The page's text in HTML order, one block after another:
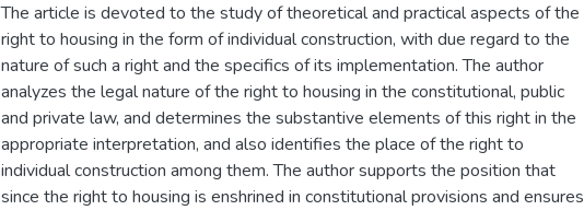
The article is devoted to the study of theoretical and practical aspects of the
right to housing in the form of individual construction, with due regard to the
nature of such a right and the specifics of its implementation. The author
analyzes the legal nature of the right to housing in the constitutional, public
and private law, and determines the substantive elements of this right in the
appropriate interpretation, and also identifies the place of the right to
individual construction among them. The author supports the position that
since the right to housing is enshrined in constitutional provisions and ensures